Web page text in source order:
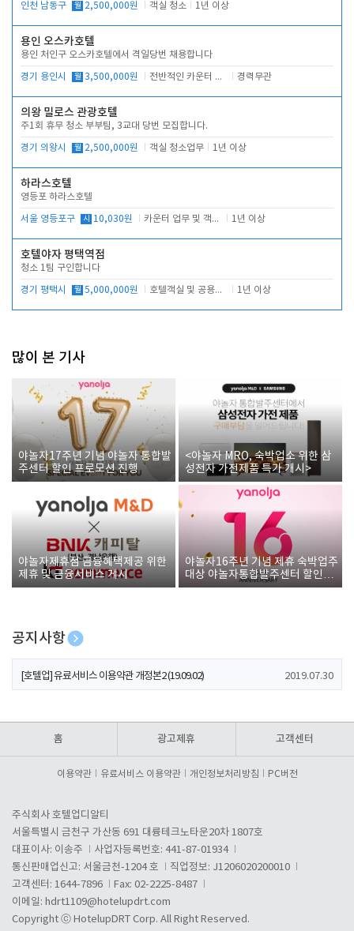
인천 남동구 월 2,500,000원 객실 청소 1년 이상
용인 오스카호텔
용인 처인구 오스카호텔에서 격일당번 채용합니다
경기 용인시 월 3,500,000원 전반적인 카운터 업무 경력무관
의왕 밀로스 관광호텔
주1회 휴무 청소 부부팀, 3교대 당번 모집합니다.
경기 의왕시 월 2,500,000원 객실 청소업무 1년 이상
하라스호텔
영등포 하라스호텔
서울 영등포구 시 10,030원 카운터 업무 및 객실관리(청소상태 확인, 객실판매) 1년 이상
호텔야자 평택역점
청소 1팀 구인합니다
경기 평택시 월 5,000,000원 호텔객실 및 공용시설 청소 관리 1년 이상
많이 본 기사
야놀자17주년 기념 야놀자 통합발
주센터 할인 프로모션 진행
<야놀자 MRO, 숙박업소 위한 삼
성전자 가전제품 특가 개시>
야놀자제휴점 금융혜택제공 위한
제휴 및 금융서비스 게시
야놀자16주년 기념 제휴 숙박업주
대상 야놀자통합발주센터 할인쿠
폰 증정
공지사항
[호텔업] 개인정보 처리방침 개정본1 (19.09.02)
[호텔업] 유료서비스 이용약관 개정본2 (19.09.02) 2019.07.30
홈 광고제휴 고객센터
이용약관 유료서비스 이용약관 개인정보처리방침 PC버전
주식회사 호텔업디알티
서울특별시 금천구 가산동 691 대륭테크노타운20차 1807호
대표이사: 이송주
사업자등록번호: 441-87-01934
통신판매업신고: 서울금천-1204 호
직업정보: J1206020200010
고객센터: 1644-7896
Fax: 02-2225-8487
이메일: hdrt1109@hotelupdrt.com
Copyright ⓒ HotelupDRT Corp. All Right Reserved.